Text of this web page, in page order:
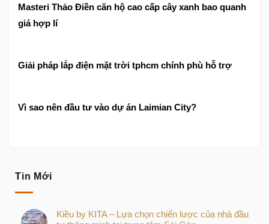
Masteri Thảo Điền căn hộ cao cấp cây xanh bao quanh
giá hợp lí
Giải pháp lắp điện mặt trời tphcm chính phù hỗ trợ
Vì sao nên đầu tư vào dự án Laimian City?
Tin Mới
Kiều by KITA – Lựa chọn chiến lược của nhà đầu